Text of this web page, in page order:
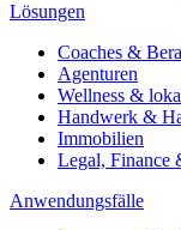
Lösungen
Coaches &
Agenturen
Wellness &
Handwerk &
Immobilien
Legal, Finance
Anwendungsfälle